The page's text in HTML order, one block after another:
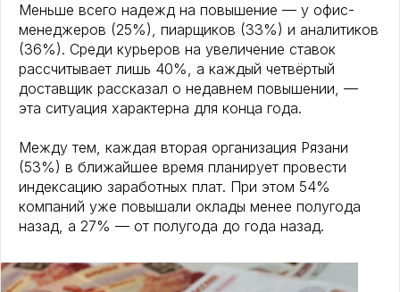
Меньше всего надежд на повышение — у офис-
менеджеров (25%), пиарщиков (33%) и аналитиков
(36%). Среди курьеров на увеличение ставок
рассчитывает лишь 40%, а каждый четвёртый
доставщик рассказал о недавнем повышении, —
эта ситуация характерна для конца года.
Между тем, каждая вторая организация Рязани
(53%) в ближайшее время планирует провести
индексацию заработных плат. При этом 54%
компаний уже повышали оклады менее полугода
назад, а 27% — от полугода до года назад.